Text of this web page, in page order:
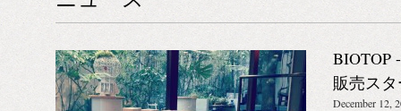
販売ス
December 12,